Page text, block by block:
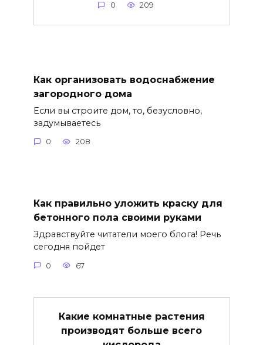
0 209
Как организовать водоснабжение
загородного дома
Если вы строите дом, то, безусловно,
задумываетесь
0 208
Как правильно уложить краску для
бетонного пола своими руками
Здравствуйте читатели моего блога! Речь
сегодня пойдет
0 67
Какие комнатные растения
производят больше всего